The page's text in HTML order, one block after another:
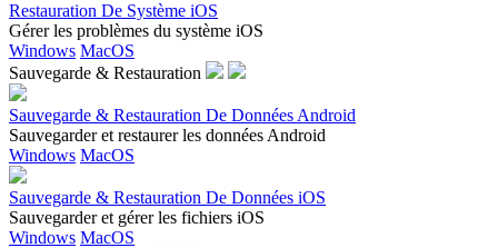
Restauration De Système iOS
Gérer les problèmes du système iOS
Windows MacOS
Sauvegarde & Restauration
Sauvegarde & Restauration De Données Android
Sauvegarder et restaurer les données Android
Windows MacOS
Sauvegarde & Restauration De Données iOS
Sauvegarder et gérer les fichiers iOS
Windows MacOS